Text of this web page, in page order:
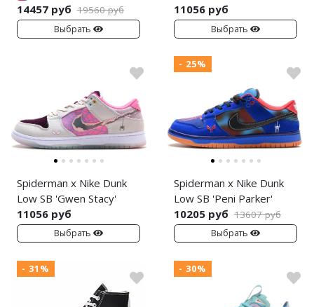
14457 руб 19560 руб
Выбрать
11056 руб
Выбрать
Spiderman x Nike Dunk
Low SB 'Gwen Stacy'
11056 руб
Выбрать
- 25%
Spiderman x Nike Dunk
Low SB 'Peni Parker'
10205 руб 13607 руб
Выбрать
- 31% - 30%